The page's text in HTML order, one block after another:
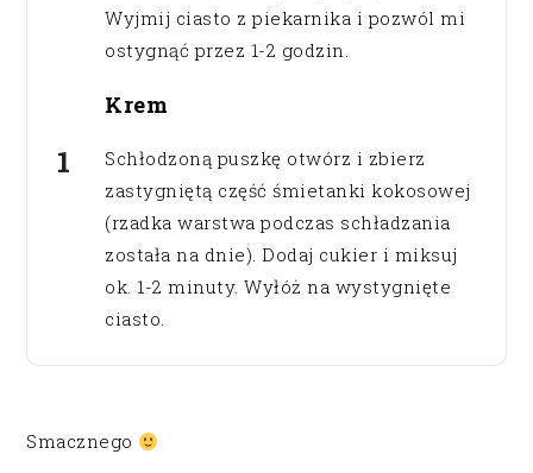
Wyjmij ciasto z piekarnika i pozwól mi
ostygnąć przez 1-2 godzin.
Krem
Schłodzoną puszkę otwórz i zbierz
zastygniętą część śmietanki kokosowej
(rzadka warstwa podczas schładzania
została na dnie). Dodaj cukier i miksuj
ok. 1-2 minuty. Wyłóż na wystygnięte
ciasto.
Smacznego